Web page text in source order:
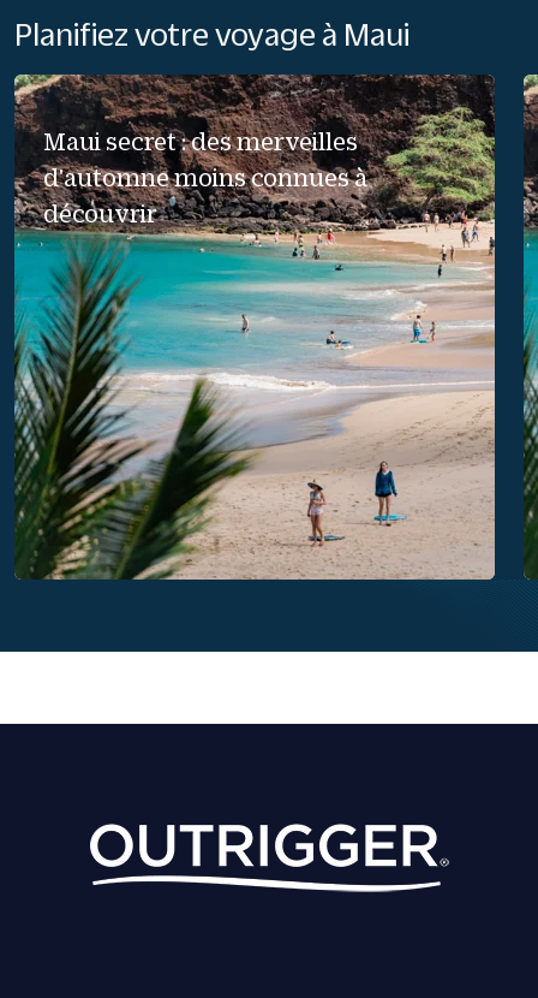
Planifiez votre voyage à Maui
Maui secret : des merveilles
d'automne moins connues à
découvrir